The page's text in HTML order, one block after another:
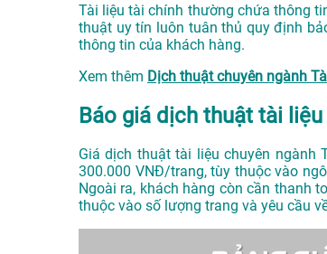
Tài liệu tài chính thường chứa thông
thuật uy tín luôn tuân thủ quy định
thông tin của khách hàng.
Xem thêm Dịch thuật chuyên ngành
Báo giá dịch thuật tài
Giá dịch thuật tài liệu chuyên
300.000 VNĐ/trang, tùy thuộc vào
Ngoài ra, khách hàng còn cần thanh
thuộc vào số lượng trang và yêu cầu